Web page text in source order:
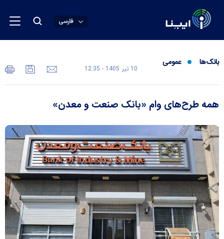
فارسی
بانک‌ها عمومی
10 تير 1405 - 12:35
همه طرح‌های وام «بانک صنعت و معدن»